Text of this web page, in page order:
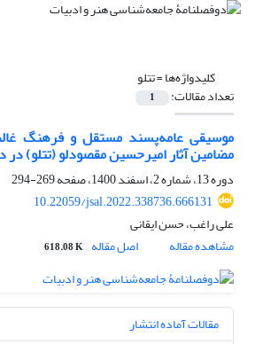
کلیدواژه‌ها =تتلو
تعداد مقالات: 1
موسیقی عامه‌پسند مستقل و فرهنگ
مضامین آثار امیرحسین مقصودلو (تتلو) در
دوره 13، شماره 2، اسفند 1400، صفحه
269-294
10.22059/jsal.2022.338736.666131
علی راغب، حسن ایقانی
مشاهده مقاله
اصل مقاله 618.08 K
مقالات آماده انتشار